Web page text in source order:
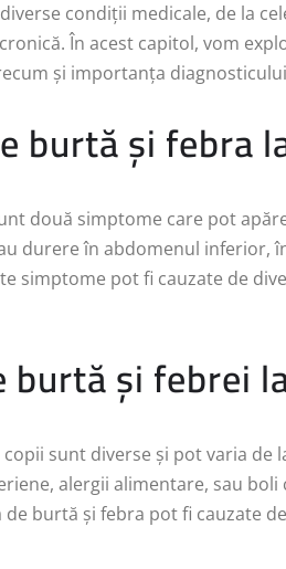
condiții medicale, de la
În acest capitol, vom
și importanța
burtă și febra
două simptome care pot
durere în abdomenul inferior,
simptome pot fi cauzate de
burtă și febrei
sunt diverse și pot varia de
alergii alimentare, sau
burtă și febra pot fi cauzate